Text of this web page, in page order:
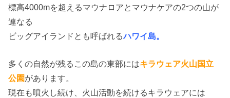
標高4000mを超えるマウナロアとマウナケアの2つの山が
連なる
ビッグアイランドとも呼ばれるハワイ島。
多くの自然が残るこの島の東部にはキラウェア火山国立
公園があります。
現在も噴火し続け、火山活動を続けるキラウェアには